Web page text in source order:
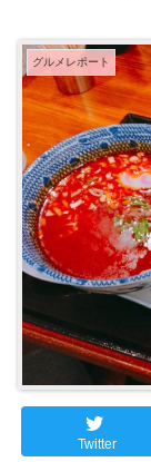
グルメレポート
Twitter